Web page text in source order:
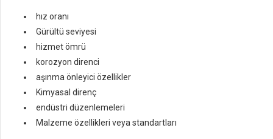
hız oranı
Gürültü seviyesi
hizmet ömrü
korozyon direnci
aşınma önleyici özellikler
Kimyasal direnç
endüstri düzenlemeleri
Malzeme özellikleri veya standartları